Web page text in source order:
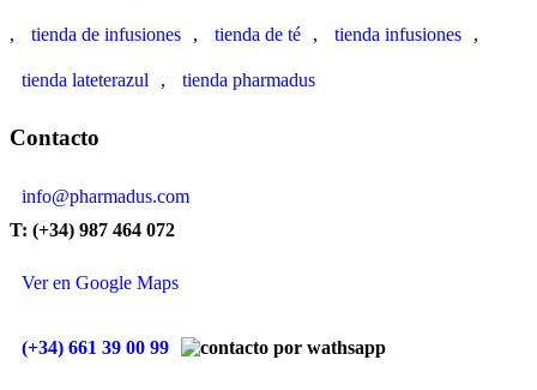
, tienda de infusiones , tienda de té , tienda infusiones ,
tienda lateterazul , tienda pharmadus
Contacto
info@pharmadus.com
T: (+34) 987 464 072
Ver en Google Maps
(+34) 661 39 00 99